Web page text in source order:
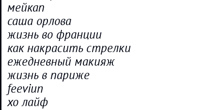
мейкап
саша орлова
жизнь во франции
как накрасить стрелки
ежедневный макияж
жизнь в париже
feeviun
хо лайф